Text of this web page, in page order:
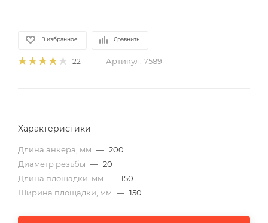
В избранное Сравнить
22 Артикул: 7589
Характеристики
Длина анкера, мм — 200
Диаметр резьбы — 20
Длина площадки, мм — 150
Ширина площадки, мм — 150